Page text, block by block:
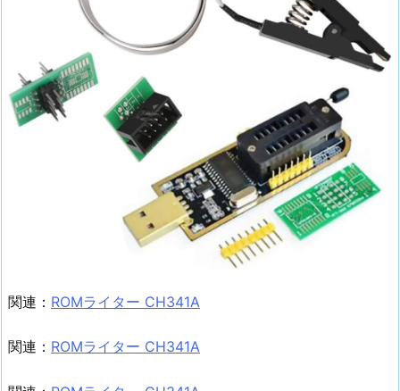
関連： ROMライター CH341A
関連： ROMライター CH341A